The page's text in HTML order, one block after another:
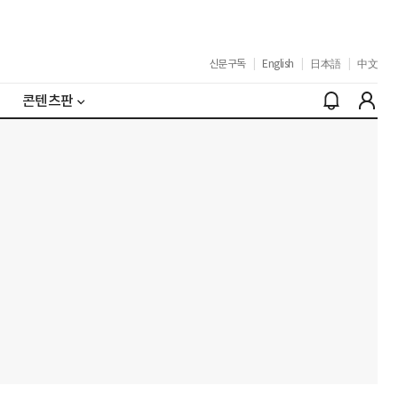
신문구독 English 日本語 中文
콘텐츠판